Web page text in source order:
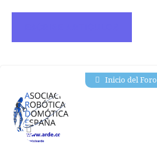
Inicio del Foro